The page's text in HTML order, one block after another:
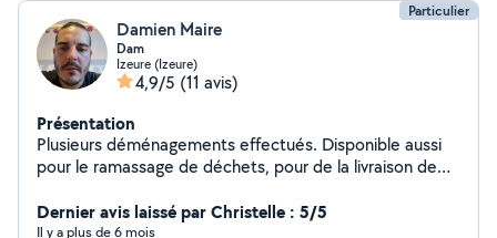
Particulier
Damien Maire
Dam
Izeure (Izeure)
4,9/5 (11 avis)
Présentation
Plusieurs déménagements effectués. Disponible aussi
pour le ramassage de déchets, pour de la livraison de
Dernier avis laissé par Christelle : 5/5
Il y a plus de 6 mois